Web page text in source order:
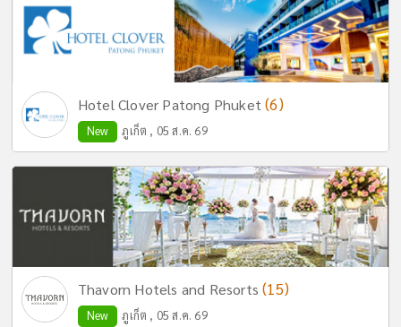
Hotel Clover Patong Phuket(6)
New ภูเก็ต , 05 ส.ค. 69
Thavorn Hotels and Resorts(15)
New ภูเก็ต , 05 ส.ค. 69